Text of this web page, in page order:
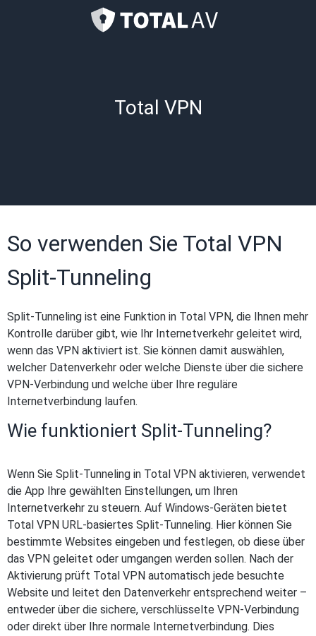
Total VPN
So verwenden Sie Total VPN
Split-Tunneling
Split-Tunneling ist eine Funktion in Total VPN, die Ihnen mehr
Kontrolle darüber gibt, wie Ihr Internetverkehr geleitet wird,
wenn das VPN aktiviert ist. Sie können damit auswählen,
welcher Datenverkehr oder welche Dienste über die sichere
VPN-Verbindung und welche über Ihre reguläre
Internetverbindung laufen.
Wie funktioniert Split-Tunneling?
Wenn Sie Split-Tunneling in Total VPN aktivieren, verwendet
die App Ihre gewählten Einstellungen, um Ihren
Internetverkehr zu steuern. Auf Windows-Geräten bietet
Total VPN URL-basiertes Split-Tunneling. Hier können Sie
bestimmte Websites eingeben und festlegen, ob diese über
das VPN geleitet oder umgangen werden sollen. Nach der
Aktivierung prüft Total VPN automatisch jede besuchte
Website und leitet den Datenverkehr entsprechend weiter –
entweder über die sichere, verschlüsselte VPN-Verbindung
oder direkt über Ihre normale Internetverbindung. Dies